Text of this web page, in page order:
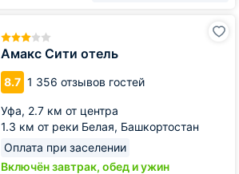
Амакс Сити отель
8.7 1 356 отзывов гостей
Уфа, 2.7 км от центра
1.3 км от реки Белая, Башкортостан
Оплата при заселении
Включён завтрак, обед и ужин